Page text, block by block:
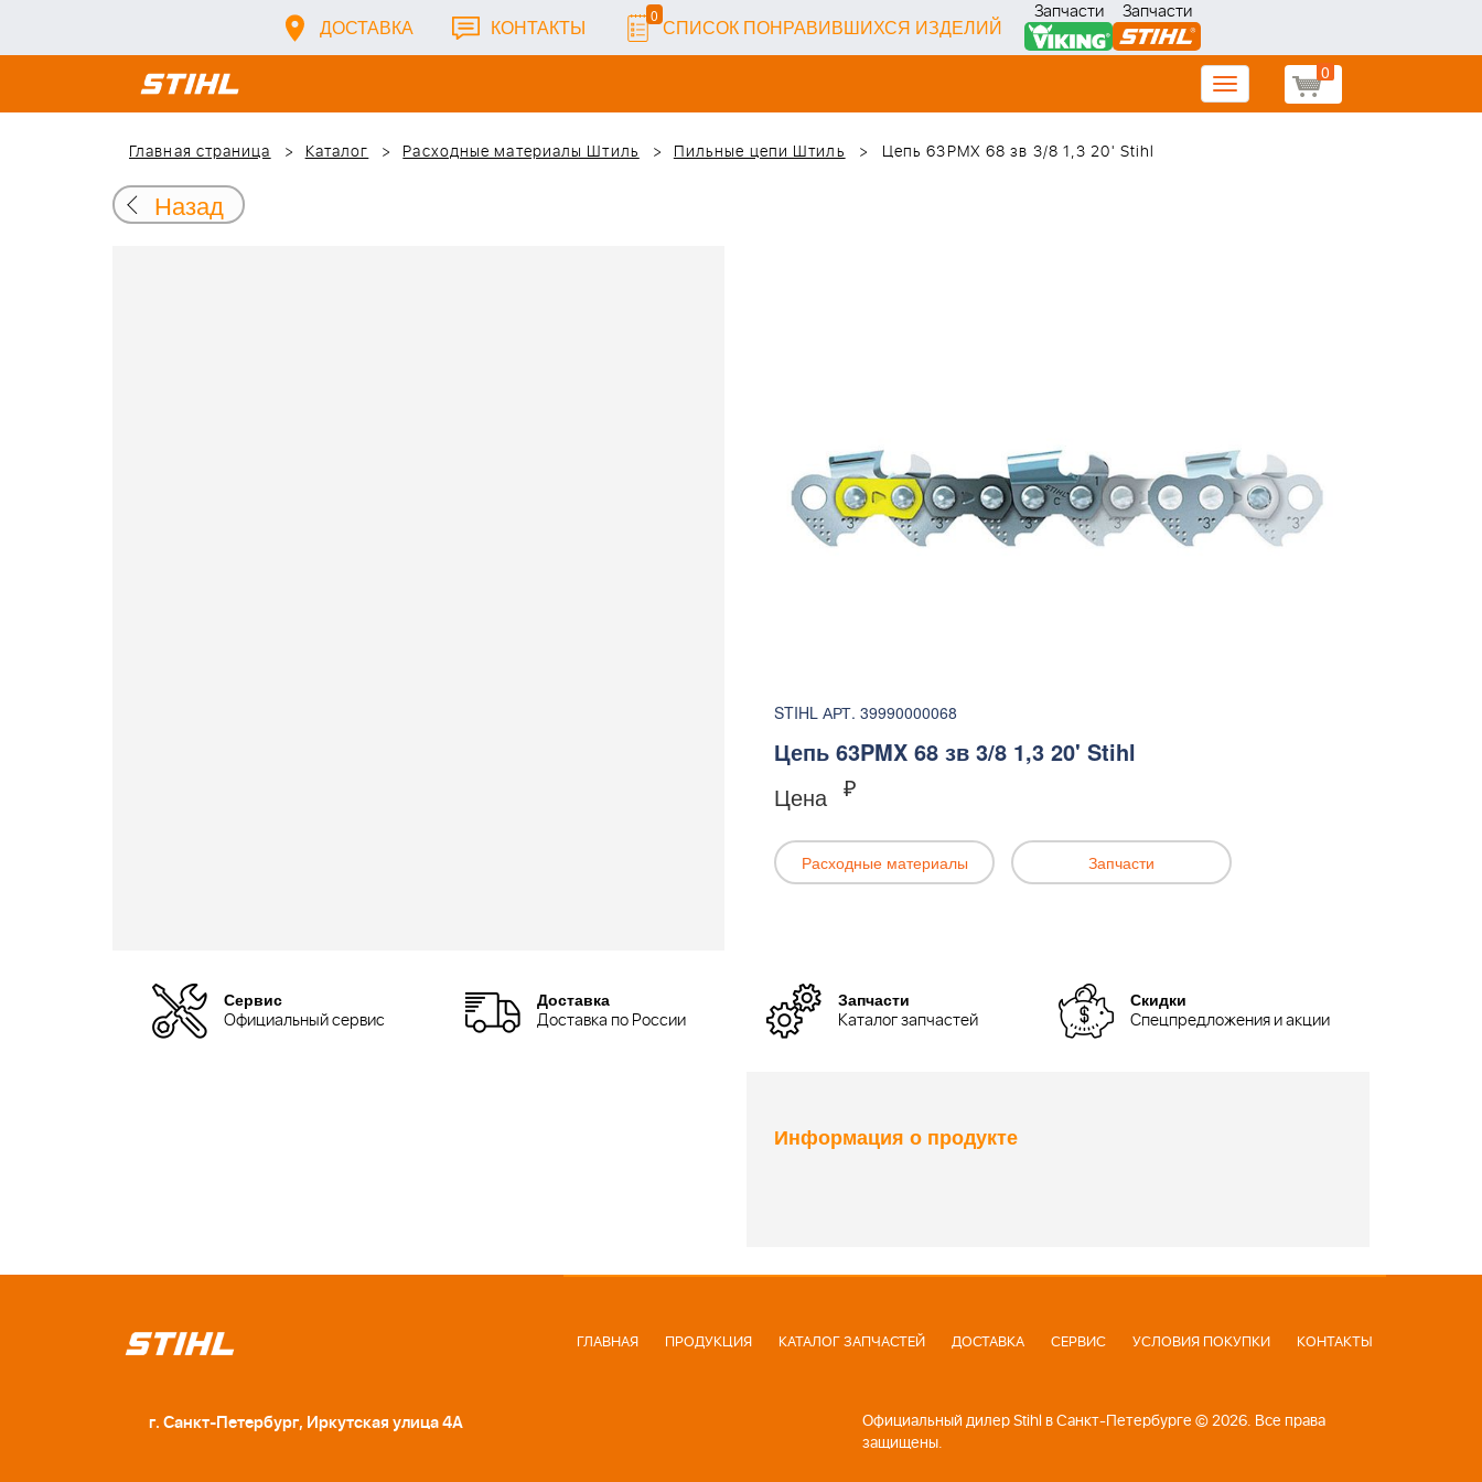
ДОСТАВКА КОНТАКТЫ 0 СПИСОК ПОНРАВИВШИХСЯ ИЗДЕЛИЙ
Запчасти Запчасти
0
Toggle
navigation
Главная страница
Каталог Расходные материалы Штиль Пильные цепи Штиль Цепь 63PMX 68 зв 3/8 1,3 20' Stihl
Назад
STIHL АРТ. 39990000068
Цепь 63PMX 68 зв 3/8 1,3 20' Stihl
Цена ₽
Расходные материалы Запчасти
Сервис
Официальный сервис
Доставка
Доставка по России
Запчасти
Каталог запчастей
Скидки
Спецпредложения и акции
Информация о продукте
ГЛАВНАЯ ПРОДУКЦИЯ КАТАЛОГ ЗАПЧАСТЕЙ ДОСТАВКА СЕРВИС УСЛОВИЯ ПОКУПКИ КОНТАКТЫ
г. Санкт-Петербург, Иркутская улица 4А
Официальный дилер Stihl в Санкт-Петербурге © 2026. Все права
защищены.